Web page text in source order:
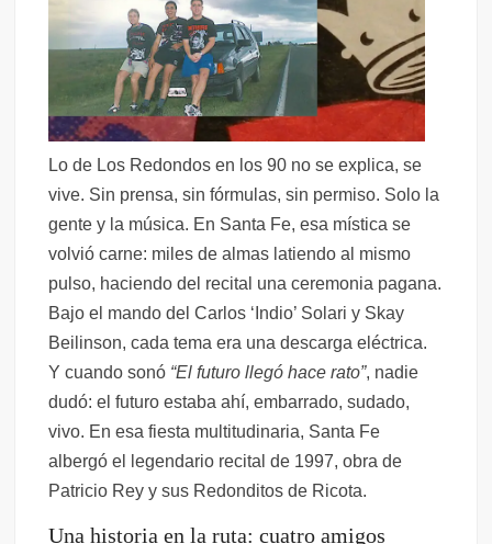
Lo de Los Redondos en los 90 no se explica, se
vive. Sin prensa, sin fórmulas, sin permiso. Solo la
gente y la música. En Santa Fe, esa mística se
volvió carne: miles de almas latiendo al mismo
pulso, haciendo del recital una ceremonia pagana.
Bajo el mando del Carlos ‘Indio’ Solari y Skay
Beilinson, cada tema era una descarga eléctrica.
Y cuando sonó “El futuro llegó hace rato”, nadie
dudó: el futuro estaba ahí, embarrado, sudado,
vivo. En esa fiesta multitudinaria, Santa Fe
albergó el legendario recital de 1997, obra de
Patricio Rey y sus Redonditos de Ricota.
Una historia en la ruta: cuatro amigos